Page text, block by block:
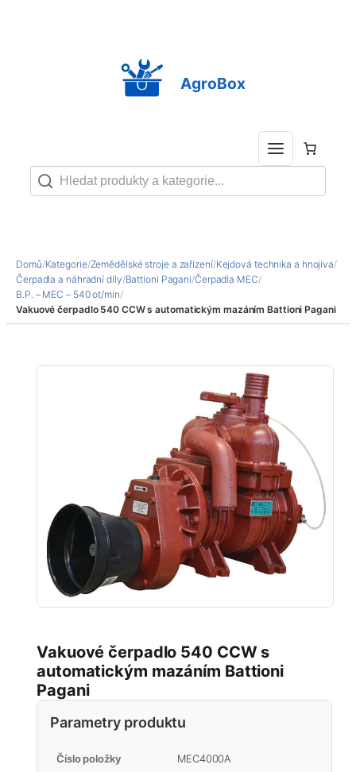
AgroBox
Domů/Kategorie/Zemědělské stroje a zařízení/Kejdová technika a hnojiva/
Čerpadla a náhradní díly/Battioni Pagani/Čerpadla MEC/
B.P. – MEC – 540 ot/min/
Vakuové čerpadlo 540 CCW s automatickým mazáním Battioni Pagani
Vakuové čerpadlo 540 CCW s
automatickým mazáním Battioni
Pagani
Parametry produktu
Číslo položky MEC4000A